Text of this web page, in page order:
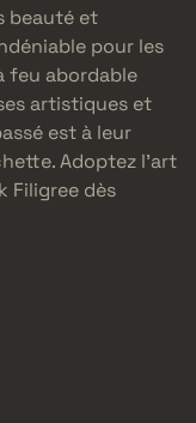
beauté et
pour les
feu abordable
artistiques et
est à leur
Adoptez l’art
Filigree dès